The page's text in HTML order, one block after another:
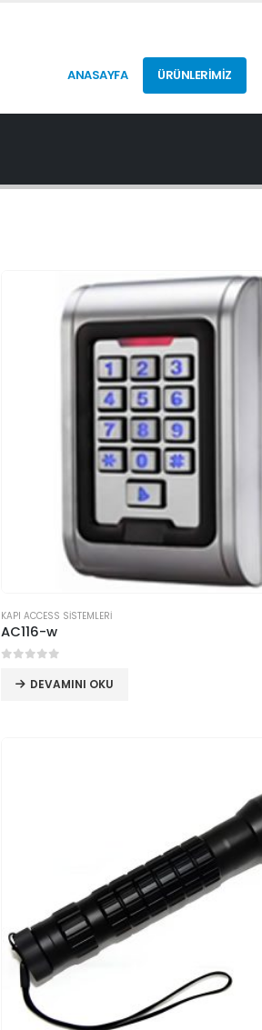
ANASAYFA ÜRÜNLERİMİZ
KAPI ACCESS SİSTEMLERİ
AC116-w
DEVAMINI OKU